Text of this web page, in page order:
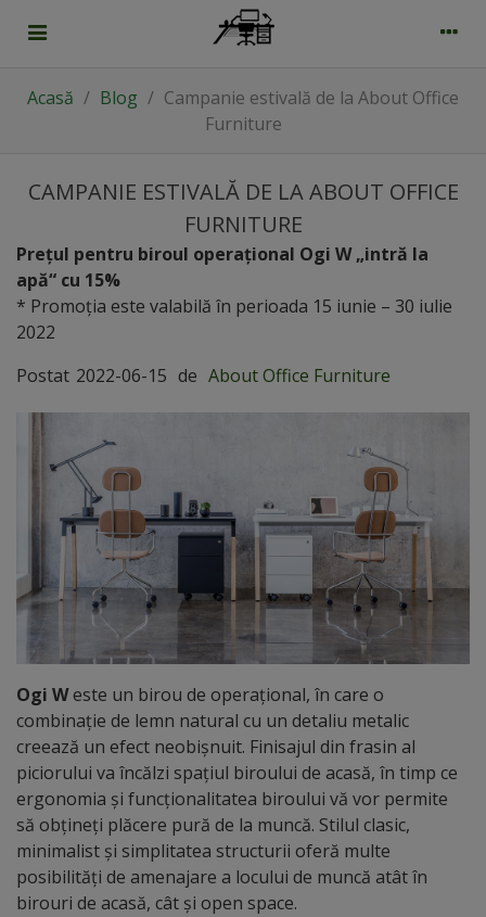
Acasă / Blog / Campanie estivală de la About Office
Furniture
CAMPANIE ESTIVALĂ DE LA ABOUT OFFICE
FURNITURE
Prețul pentru biroul operațional Ogi W „intră la
apă“ cu 15%
* Promoția este valabilă în perioada 15 iunie – 30 iulie
2022
Postat 2022-06-15 de About Office Furniture
Ogi Weste un birou de operațional, în care o
combinație de lemn natural cu un detaliu metalic
creează un efect neobișnuit. Finisajul din frasin al
piciorului va încălzi spațiul biroului de acasă, în timp ce
ergonomia și funcționalitatea biroului vă vor permite
să obțineți plăcere pură de la muncă. Stilul clasic,
minimalist și simplitatea structurii oferă multe
posibilități de amenajare a locului de muncă atât în
birouri de acasă, cât și open space.